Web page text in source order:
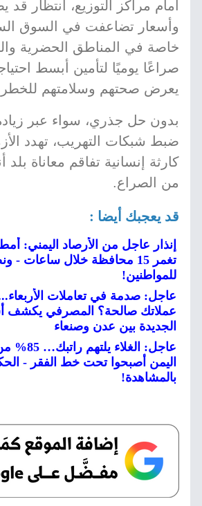
أمام مراكز التوزيع، انتظار قد
وأسعار تضاعفت في السوق
خاصة في المناطق الحضرية
صراعًا يوميًا لتأمين أبسط
يعرض صحتهم وسلامتهم
بدون حل جذري، سواء عبر
ضبط شبكات التهريب، تهدد
كارثة إنسانية تفاقم معاناة
من الصراع.
قد يعجبك أيضا :
إنذار عاجل من الأرصاد اليمني:
تغمر 15 محافظة خلال ساعات
للمواطنين!
عاجل: صدمة في تعاملات
عملاتك صالحة؟ المصرفي يكشف
الجديدة بين عدن وصنعاء
عاجل:
اليمن أصبحوا تحت خط الفقر -
بالمشاهدة!